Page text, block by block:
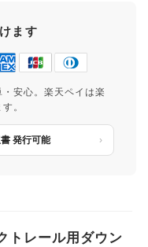
ます
安心。楽天ペイは楽
。
発行可能
トレール用ダウン